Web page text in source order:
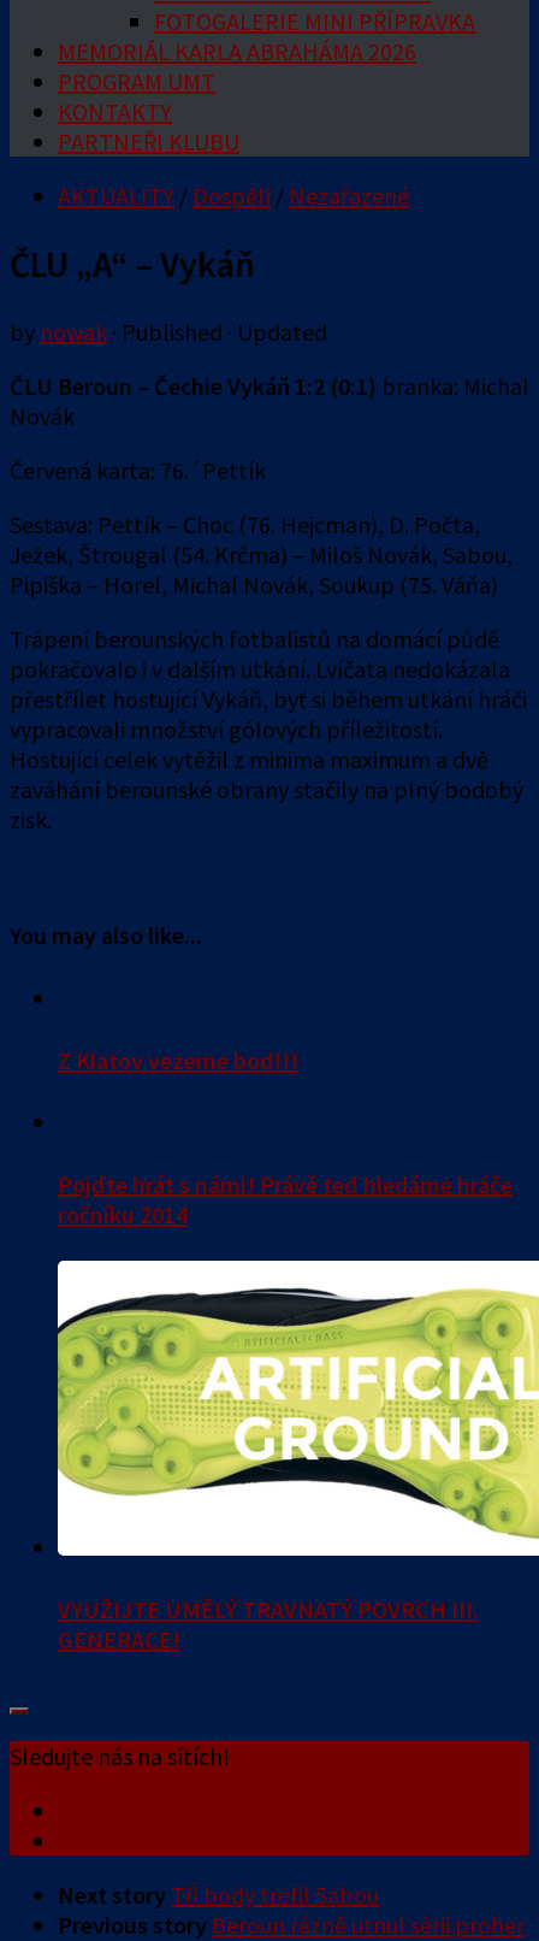
FOTOGALERIE MINI PŘÍPRAVKA
MEMORIÁL KARLA ABRAHÁMA 2026
PROGRAM UMT
KONTAKTY
PARTNEŘI KLUBU
AKTUALITY / Dospělí / Nezařazené
ČLU „A“ – Vykáň
by nowak · Published · Updated
ČLU Beroun – Čechie Vykáň 1:2 (0:1) branka: Michal
Novák
Červená karta: 76.´Pettík
Sestava: Pettík – Choc (76. Hejcman), D. Počta,
Ježek, Štrougal (54. Krčma) – Miloš Novák, Sabou,
Pipiška – Horel, Michal Novák, Soukup (75. Váňa)
Trápení berounských fotbalistů na domácí půdě
pokračovalo i v dalším utkání. Lvíčata nedokázala
přestřílet hostující Vykáň, byť si během utkání hráči
vypracovali množství gólových příležitostí.
Hostující celek vytěžil z minima maximum a dvě
zaváhání berounské obrany stačily na plný bodobý
zisk.
You may also like...
Z Klatov vezeme bod!!!
Pojďte hrát s námi! Právě teď hledáme hráče
ročníku 2014
VYUŽIJTE UMĚLÝ TRAVNATÝ POVRCH III.
GENERACE!
Sledujte nás na sítích!
Next story Tři body trefil Sabou
Previous story Beroun rázně utnul sérii proher